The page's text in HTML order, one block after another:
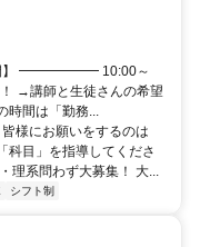
ストイックな自己管理」
数値と計画に基づいた
】 ━━━━━━ 10:00～
→講師と生徒さんの希望
時間は「勤務...
お願いをするのは
科目」を指導してくださ
理系問わず大募集！ 大...
シフト制